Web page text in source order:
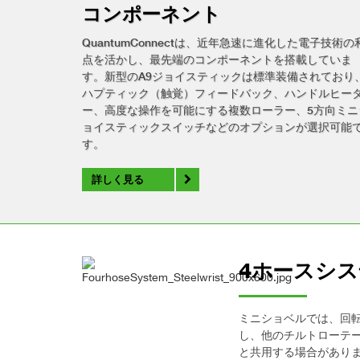
コンポーネント
QuantumConnectは、近年急速に進化した電子技術の
点を活かし、最先端のコンポーネントを搭載していま
す。新型のA9ジョイスティックは標準装備されており
ハプティック（触覚）フィードバック、ハンドルヒー
ー、高度な操作を可能にする複数ローラー、5方向ミ
ョイスティックスイッチなどのオプションが選択可能
す。
詳しく見る
4ホースシ
ミニショベルでは、回
し、他のチルトローテ
と共用する場合があり